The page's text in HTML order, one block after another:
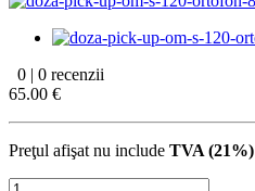
0 | 0 recenzii
65.00 €
Preţul afişat nu include TVA (21%)